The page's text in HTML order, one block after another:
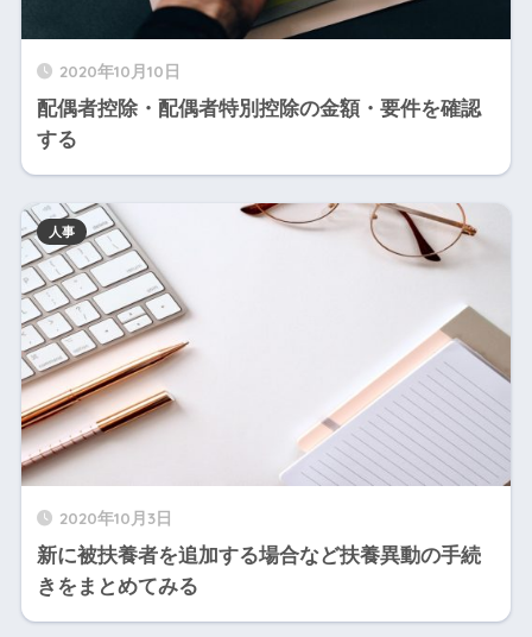
2020年10月10日
配偶者控除・配偶者特別控除の金額・要件を確認
する
2020年10月3日
新に被扶養者を追加する場合など扶養異動の手続
きをまとめてみる
人事